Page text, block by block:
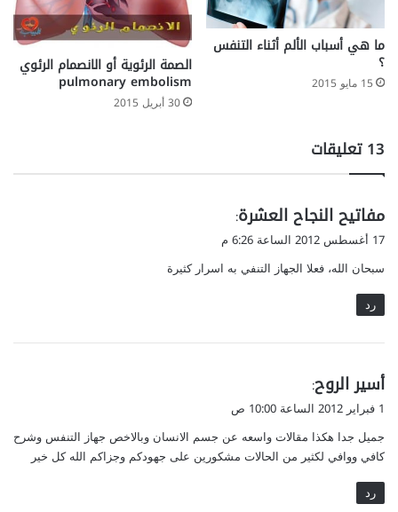
ما هي أسباب الألم أثناء التنفس
؟
15 مايو 2015
الصمة الرئوية أو الانصمام الرئوي
pulmonary embolism
30 أبريل 2015
‫13 تعليقات
ي
ق
ل
مفاتيح النجاح العشرة:
17 أغسطس 2012 الساعة 6:26 م
سبحان الله، فعلا الجهاز التنفي به اسرار كثيرة
رد
ي
ق
ل
أسير الروح:
1 فبراير 2012 الساعة 10:00 ص
جميل جدا هكذا مقالات واسعه عن جسم الانسان وبالاخص جهاز التنفس وشرح
كافي ووافي لكثير من الحالات مشكورين على جهودكم وجزاكم الله كل خير
رد